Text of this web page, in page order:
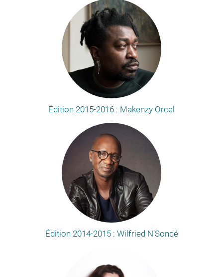
Édition 2015-2016 : Makenzy Orcel
Édition 2014-2015 : Wilfried N'Sondé